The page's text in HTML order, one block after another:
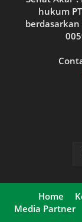
hukum
berdasarkan
Home
Media Partner